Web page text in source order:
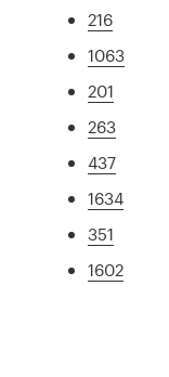
216
1063
201
263
437
1634
351
1602